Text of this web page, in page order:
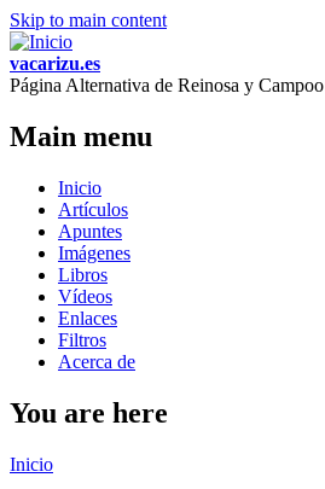
Skip to main content
vacarizu.es
Página Alternativa de Reinosa y Campoo
Main menu
Inicio
Artículos
Apuntes
Imágenes
Libros
Vídeos
Enlaces
Filtros
Acerca de
You are here
Inicio